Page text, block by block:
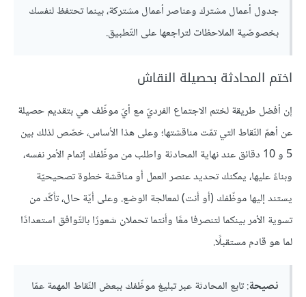
جدول أعمال مشترك وعناصر أعمال مشتركة، بينما تحتفظ لنفسك
بخصوصّية الملاحظات لتراجعها على التّطبيق.
‏اختم المحادثة بحصيلة النقاش
إن أفضل طريقة لختم الاجتماع الفرديّ مع أيّ موظّف هي بتقديم حصيلة
عن أهمّ النّقاط التي تمّت مناقشتها؛ وعلى هذا الأساس، خصّص لذلك بين
5 و 10 دقائق عند نهاية المحادثة واطلب من موظّفك إتمام الأمر نفسه،
وبناءً عليها، يمكنك تحديد عنصر العمل أو مناقشة خطوة تصحيحيّة
يستند إليها موظّفك (أو أنت) لمعالجة الوضع. وعلى أيّة حال، تأكّد من
تسوية الأمر بينكما لتنصرفا معًا وأنتما تحملان شعورًا بالتّوافق استعدادًا
لما هو قادم مستقبلًا.
نصيحة: تابع المحادثة عبر تبليغ موظّفك ببعض النّقاط المهمة عمّا